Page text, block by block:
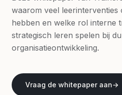
waarom veel leerinterventies
hebben en welke rol interne
strategisch leren spelen bij
organisatieontwikkeling.
Vraag de whitepaper aan→